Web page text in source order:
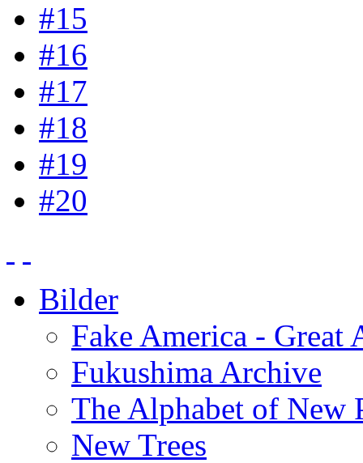
#15
#16
#17
#18
#19
#20
Bilder
Fake America - Great
Fukushima Archive
The Alphabet of New
New Trees